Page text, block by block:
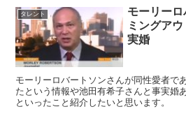
タレント
モーリー
ミングア
実婚
モーリーロバートソンさんが同性愛者で
たという情報や池田有希子さんと事実婚
といったこと紹介したいと思います。